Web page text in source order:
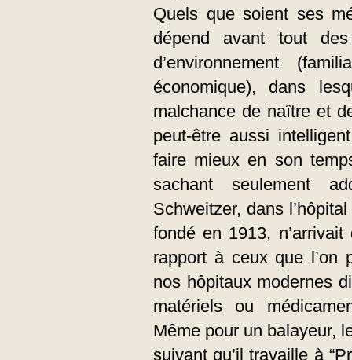
Quels que soient ses
dépend avant tout
d’environnement
économique), dans
malchance de naître et
peut-être aussi
faire mieux en son
sachant seulement
Schweitzer, dans
fondé en 1913,
rapport à ceux que l’on
nos hôpitaux modernes
matériels ou
Même pour un balayeur,
suivant qu’il travaille à